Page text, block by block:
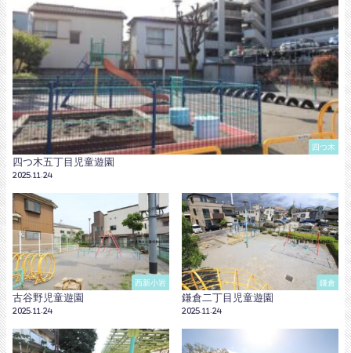
四つ木
四つ木五丁目児童遊園
2025.11.24
西新小岩
古谷野児童遊園
2025.11.24
鎌倉
鎌倉二丁目児童遊園
2025.11.24